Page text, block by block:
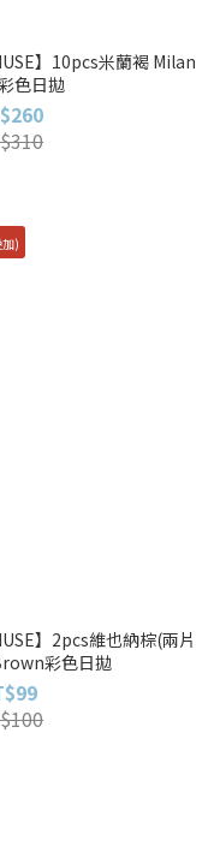
】10pcs米蘭褐 Milan
色日拋
)
】2pcs維也納棕(兩片
彩色日拋